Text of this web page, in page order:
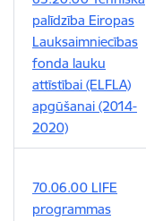
palīdzība Eiropas
Lauksaimniecības
fonda lauku
attīstībai (ELFLA)
apgūšanai (2014-
2020)
70.06.00 LIFE
programmas